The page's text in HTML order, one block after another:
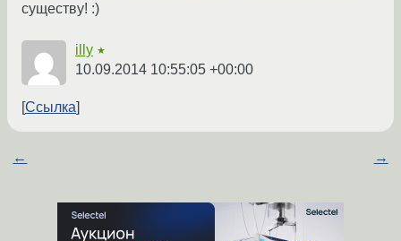
существу! :)
illy ★
10.09.2014 10:55:05 +00:00
Ссылка
← →